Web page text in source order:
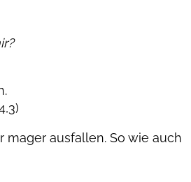
ausfallen. So wie auch